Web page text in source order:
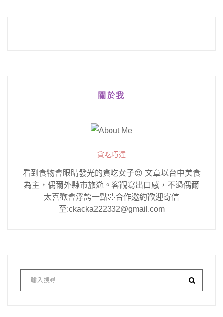
關於我
貪吃巧達
看到食物會眼睛發光的貪吃女子😍 文章以台中美食
為主，偶爾外縣市旅遊。客觀寫出口感，不過偶爾
太喜歡會浮誇一點🤣合作邀約歡迎寄信
至:ckacka222332@gmail.com